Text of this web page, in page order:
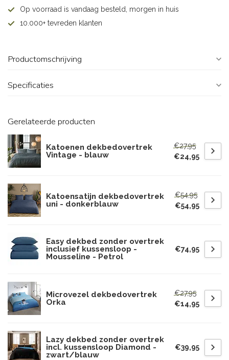
Op voorraad is vandaag besteld, morgen in huis
10.000+ tevreden klanten
Productomschrijving
Specificaties
Gerelateerde producten
Katoenen dekbedovertrek
Vintage - blauw
€27,95
€24,95
Katoensatijn dekbedovertrek
uni - donkerblauw
€54,95
€54,95
Easy dekbed zonder overtrek
inclusief kussensloop -
Mousseline - Petrol
€74,95
Microvezel dekbedovertrek
Orka
€27,95
€14,95
Lazy dekbed zonder overtrek
incl. kussensloop Diamond -
zwart/blauw
€39,95